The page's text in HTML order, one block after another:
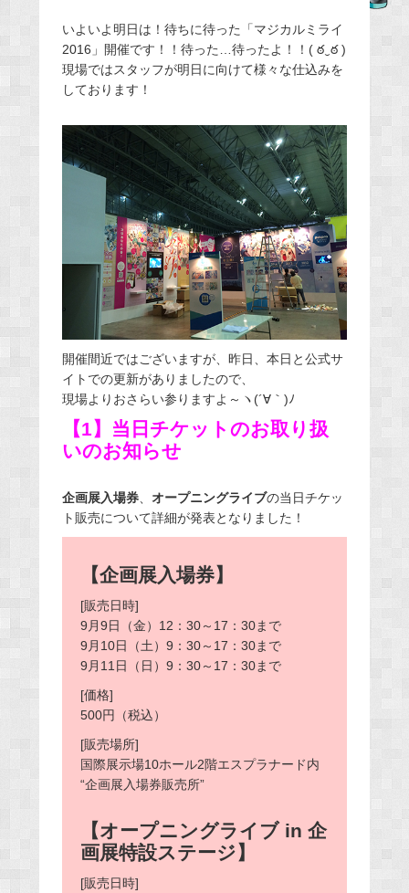
o
k
いよいよ明日は！待ちに待った「マジカルミライ
2016」開催です！！待った…待ったよ！！( ఠ‿ఠ )
現場ではスタッフが明日に向けて様々な仕込みを
しております！
開催間近ではございますが、昨日、本日と公式サ
イトでの更新がありましたので、
現場よりおさらい参りますよ～ヽ(´∀｀)ﾉ
【1】当日チケットのお取り扱
いのお知らせ
企画展入場券、 オープニングライブの当日チケッ
ト販売について詳細が発表となりました！
【企画展入場券】
[販売日時]
9月9日（金）12：30～17：30まで
9月10日（土）9：30～17：30まで
9月11日（日）9：30～17：30まで
[価格]
500円（税込）
[販売場所]
国際展示場10ホール2階エスプラナード内
“企画展入場券販売所”
【オープニングライブ in 企
画展特設ステージ】
[販売日時]